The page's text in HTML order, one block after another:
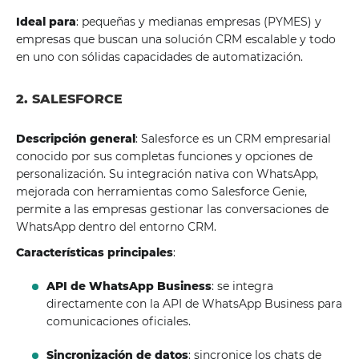
Ideal para: pequeñas y medianas empresas (PYMES) y
empresas que buscan una solución CRM escalable y todo
en uno con sólidas capacidades de automatización.
2. SALESFORCE
Descripción general: Salesforce es un CRM empresarial
conocido por sus completas funciones y opciones de
personalización. Su integración nativa con WhatsApp,
mejorada con herramientas como Salesforce Genie,
permite a las empresas gestionar las conversaciones de
WhatsApp dentro del entorno CRM.
Características principales:
API de WhatsApp Business: se integra
directamente con la API de WhatsApp Business para
comunicaciones oficiales.
Sincronización de datos: sincronice los chats de